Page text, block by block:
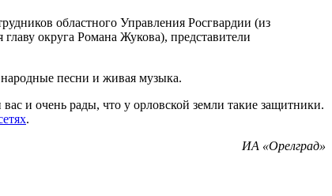
областного Управления Росгвардии (из
округа Романа Жукова), представители
песни и живая музыка.
и очень рады, что у орловской земли такие защитники.
.
ИА «Орелград»